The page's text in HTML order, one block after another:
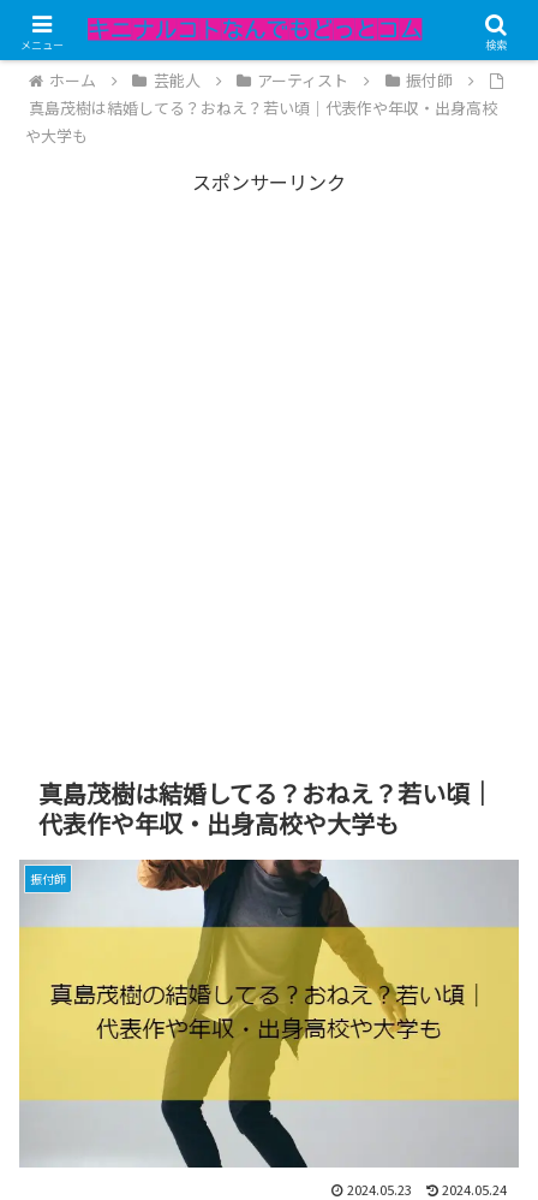
記事内にPRが含まれています。
ホーム 芸能人 アーティスト
振付師
真島茂樹は結婚してる？おねえ？若い頃｜代表作や年収・出身高校
や大学も
スポンサーリンク
真島茂樹は結婚してる？おねえ？若い頃｜
代表作や年収・出身高校や大学も
振付師
2024.05.23 2024.05.24
メニュー 検索